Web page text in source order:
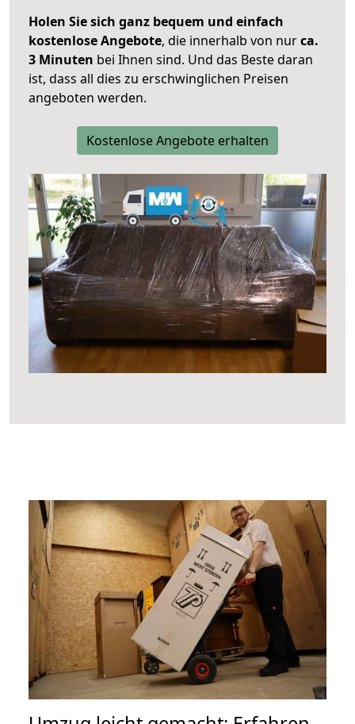
Holen Sie sich ganz bequem und einfach
kostenlose Angebote, die innerhalb von nurca.
3 Minuten bei Ihnen sind. Und das Beste daran
ist, dass all dies zu erschwinglichen Preisen
angeboten werden.
Kostenlose Angebote erhalten